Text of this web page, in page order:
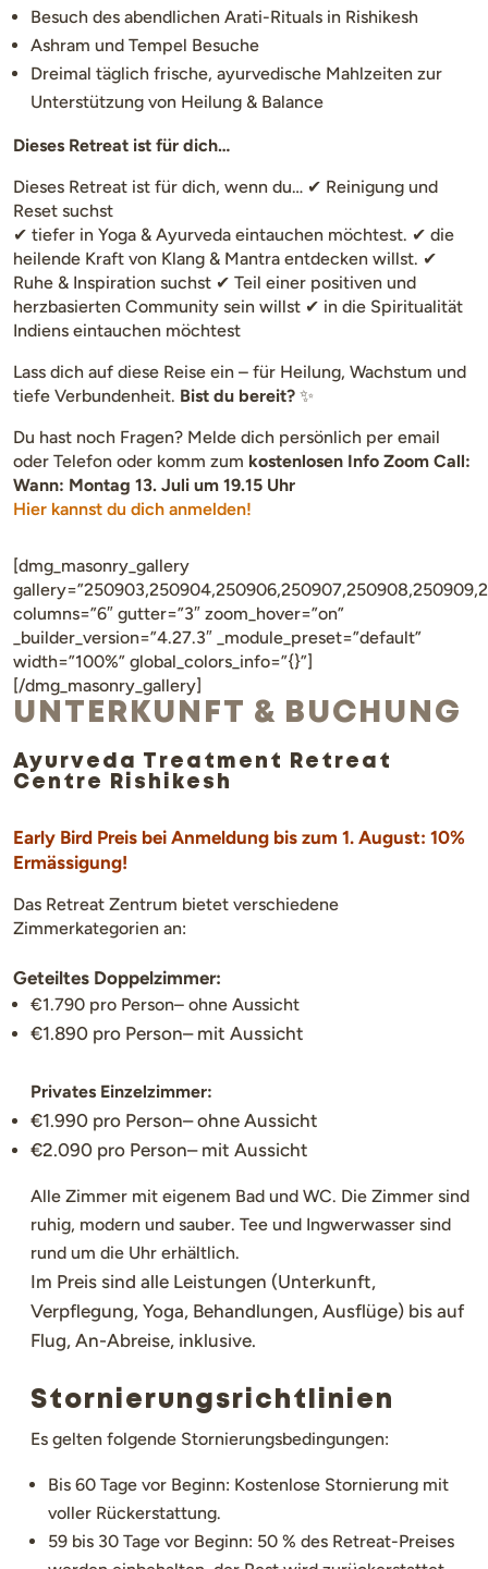
Besuch des abendlichen Arati-Rituals in Rishikesh
Ashram und Tempel Besuche
Dreimal täglich frische, ayurvedische Mahlzeiten zur
Unterstützung von Heilung & Balance
Dieses Retreat ist für dich…
Dieses Retreat ist für dich, wenn du… ✔ Reinigung und
Reset suchst
✔ tiefer in Yoga & Ayurveda eintauchen möchtest. ✔ die
heilende Kraft von Klang & Mantra entdecken willst. ✔
Ruhe & Inspiration suchst ✔ Teil einer positiven und
herzbasierten Community sein willst ✔ in die Spiritualität
Indiens eintauchen möchtest
Lass dich auf diese Reise ein – für Heilung, Wachstum und
tiefe Verbundenheit. Bist du bereit? ✨
Du hast noch Fragen? Melde dich persönlich per email
oder Telefon oder komm zum kostenlosen Info Zoom Call:
Wann: Montag 13. Juli um 19.15 Uhr
Hier kannst du dich anmelden!
[dmg_masonry_gallery
columns=”6″ gutter=”3″ zoom_hover=”on”
_builder_version=”4.27.3″ _module_preset=”default”
width=”100%” global_colors_info=”{}”]
[/dmg_masonry_gallery]
UNTERKUNFT & BUCHUNG
Ayurveda Treatment Retreat
Centre Rishikesh
Early Bird Preis bei Anmeldung bis zum 1. August: 10%
Ermässigung!
Das Retreat Zentrum bietet verschiedene
Zimmerkategorien an:
Geteiltes Doppelzimmer:
€1.790 pro Person– ohne Aussicht
€1.890 pro Person– mit Aussicht
Privates Einzelzimmer:
€1.990 pro Person– ohne Aussicht
€2.090 pro Person– mit Aussicht
Alle Zimmer mit eigenem Bad und WC. Die Zimmer sind
ruhig, modern und sauber. Tee und Ingwerwasser sind
rund um die Uhr erhältlich.
Im Preis sind alle Leistungen (Unterkunft,
Verpflegung, Yoga, Behandlungen, Ausflüge) bis auf
Flug, An-Abreise, inklusive.
Stornierungsrichtlinien
Es gelten folgende Stornierungsbedingungen:
Bis 60 Tage vor Beginn: Kostenlose Stornierung mit
voller Rückerstattung.
59 bis 30 Tage vor Beginn: 50 % des Retreat-Preises